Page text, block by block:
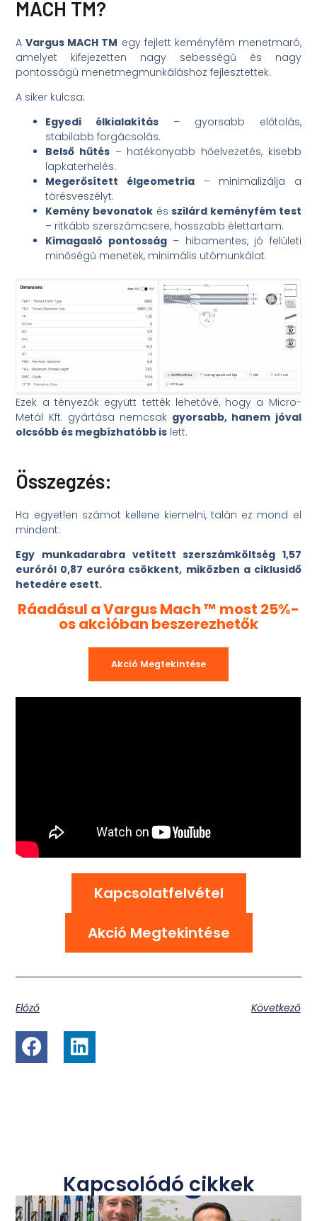
MACH TM?
AVargus MACH TM egy fejlett keményfém menetmaró,
amelyet kifejezetten nagy sebességű és nagy
pontosságú menetmegmunkáláshoz fejlesztettek.
A siker kulcsa:
Egyedi élkialakítás – gyorsabb előtolás,
stabilabb forgácsolás.
Belső hűtés – hatékonyabb hőelvezetés, kisebb
lapkaterhelés.
Megerősített élgeometria– minimalizálja a
törésveszélyt.
Kemény bevonatok ésszilárd keményfém test
– ritkább szerszámcsere, hosszabb élettartam.
Kimagasló pontosság– hibamentes, jó felületi
minőségű menetek, minimális utómunkálat.
Ezek a tényezők együtt tették lehetővé, hogy a Micro-
Metál Kft. gyártása nemcsak gyorsabb, hanem jóval
olcsóbb és megbízhatóbb is lett.
Összegzés:
Ha egyetlen számot kellene kiemelni, talán ez mond el
mindent:
Egy munkadarabra vetített szerszámköltség 1,57
euróról 0,87 euróra csökkent, miközben a ciklusidő
hetedére esett.
Ráadásul a Vargus Mach ™ most 25%-
os akcióban beszerezhetők
Akció Megtekintése
Kapcsolatfelvétel
Akció Megtekintése
Előző Következő
Kapcsolódó cikkek